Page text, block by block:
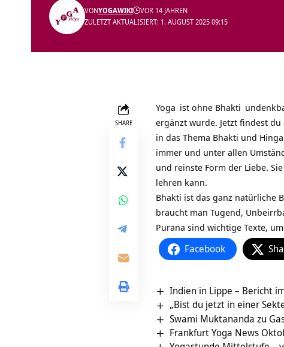
ZULETZT AKTUALISIERT: 1. AUGUST 2025 09:15
VONYOGAWIKI VOR 14 JAHREN
SHARE
Yoga ist ohne Bhakti
ergänzt wurde. Jetzt findest
in das Thema Bhakti und
immer und unter allen
und reinste Form der Liebe.
lehren kann.
Bhakti ist das ganz natürliche
braucht man Tugend,
Purana sind wichtige Texte,
Facebook
Indien in Lippe – Bericht
„Bist du jetzt in einer
Swami Muktananda zu
Frankfurt Yoga News